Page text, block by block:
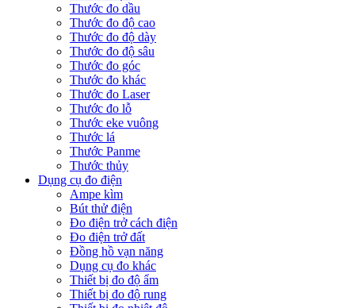
Thước đo dầu
Thước đo độ cao
Thước đo độ dày
Thước đo độ sâu
Thước đo góc
Thước đo khác
Thước đo Laser
Thước đo lỗ
Thước eke vuông
Thước lá
Thước Panme
Thước thủy
Dụng cụ đo điện
Ampe kìm
Bút thử điện
Đo điện trở cách điện
Đo điện trở đất
Đồng hồ vạn năng
Dụng cụ đo khác
Thiết bị đo độ ẩm
Thiết bị đo độ rung